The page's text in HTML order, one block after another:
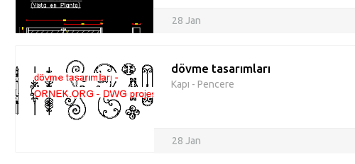
28 Jan
dövme tasarımları
Kapı - Pencere
28 Jan